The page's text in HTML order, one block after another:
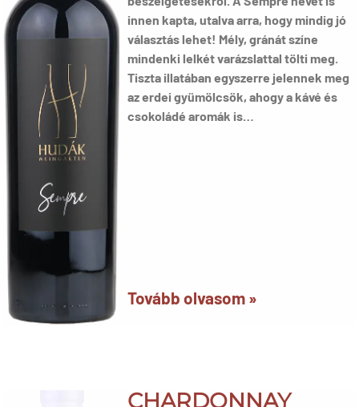
innen kapta, utalva arra, hogy mindig jó
választás lehet! Mély, gránát színe
mindenki lelkét varázslattal tölti meg.
Tiszta illatában egyszerre jelennek meg
az erdei gyümölcsök, ahogy a kávé és
csokoládé aromák is…
Tovább olvasom »
CHARDONNAY